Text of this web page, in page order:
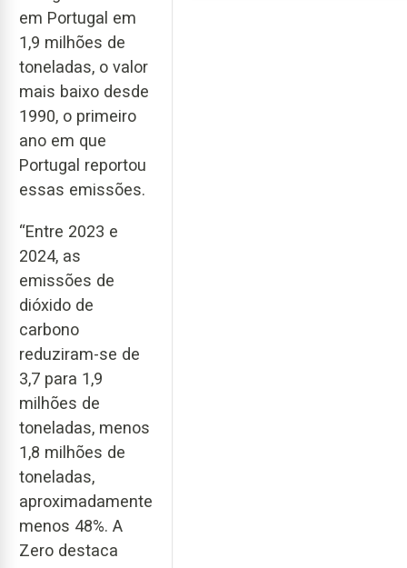
em Portugal em
1,9 milhões de
toneladas, o valor
mais baixo desde
1990, o primeiro
ano em que
Portugal reportou
essas emissões.
“Entre 2023 e
2024, as
emissões de
dióxido de
carbono
reduziram-se de
3,7 para 1,9
milhões de
toneladas, menos
1,8 milhões de
toneladas,
aproximadamente
menos 48%. A
Zero destaca